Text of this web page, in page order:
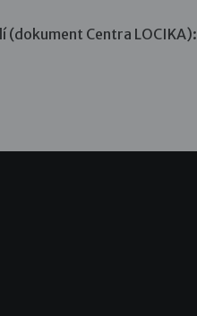
(dokument Centra LOCIKA):